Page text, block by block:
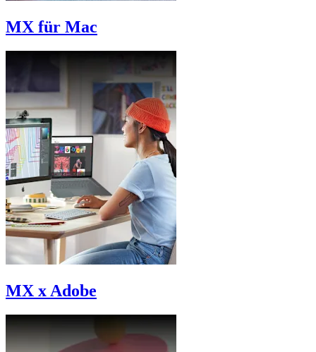
MX für Mac
MX x Adobe